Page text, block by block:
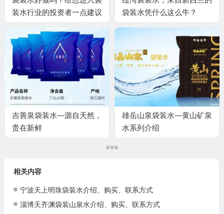
装水行业的投资者一点建议
袋装水凭什么这么牛？
吉善泉袋装水—源自天然，
贵在新鲜
雄岳山泉袋装水—黄山矿泉
水系列介绍
相关内容
宁波天上明珠袋装水介绍、购买、联系方式
淄博天齐渊袋装山泉水介绍、购买、联系方式